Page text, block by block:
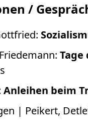
/
Tage
Anleihen beim
| Peikert,